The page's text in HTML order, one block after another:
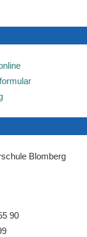
Blomberg
90